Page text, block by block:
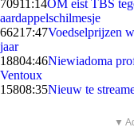
70911:14OM eist TBS
aardappelschilmesje
66217:47Voedselprijzen
jaar
18804:46Niewiadoma
Ventoux
15808:35Nieuw te
▼